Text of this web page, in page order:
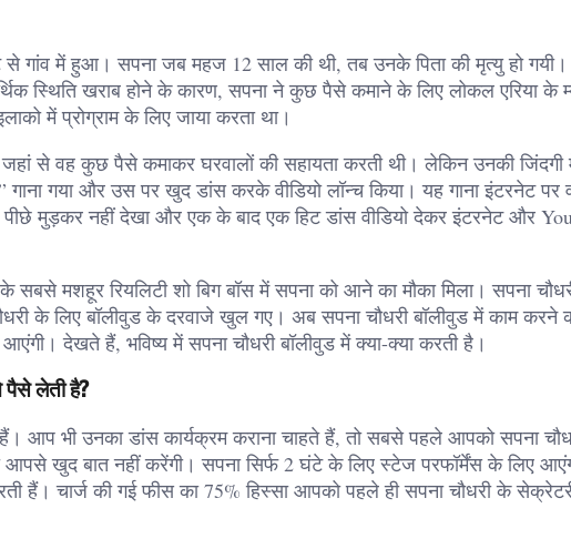
से गांव में हुआ। सपना जब महज 12 साल की थी, तब उनके पिता की मृत्यु हो
स्थिति खराब होने के कारण, सपना ने कुछ पैसे कमाने के लिए लोकल एरिया के
में प्रोग्राम के लिए जाया करता था।
से वह कुछ पैसे कमाकर घरवालों की सहायता करती थी। लेकिन उनकी जिंदगी
गया और उस पर खुद डांस करके वीडियो लॉन्च किया। यह गाना इंटरनेट पर
मुड़कर नहीं देखा और एक के बाद एक हिट डांस वीडियो देकर इंटरनेट और
सबसे मशहूर रियलिटी शो बिग बॉस में सपना को आने का मौका मिला। सपना
के लिए बॉलीवुड के दरवाजे खुल गए। अब सपना चौधरी बॉलीवुड में काम करने
देखते हैं, भविष्य में सपना चौधरी बॉलीवुड में क्या-क्या करती है।
लेती है?
आप भी उनका डांस कार्यक्रम कराना चाहते हैं, तो सबसे पहले आपको सपना
आपसे खुद बात नहीं करेंगी। सपना सिर्फ 2 घंटे के लिए स्टेज परफॉर्मेंस के लिए
हैं। चार्ज की गई फीस का 75% हिस्सा आपको पहले ही सपना चौधरी के